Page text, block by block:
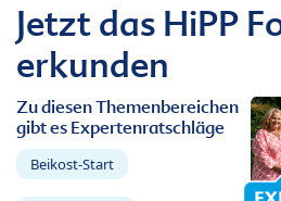
Jetzt das HiPP
erkunden
Zu diesen Themenbereichen
gibt es Expertenratschläge
Beikost-Start